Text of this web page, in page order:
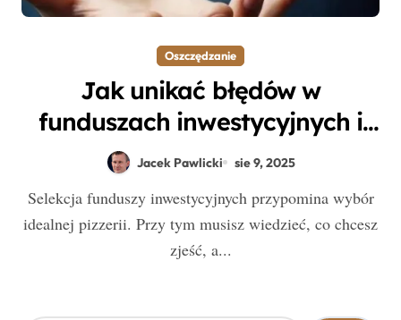
Oszczędzanie
Jak unikać błędów w
funduszach inwestycyjnych i
stworzyć skuteczną strategię
Jacek Pawlicki sie 9, 2025
Selekcja funduszy inwestycyjnych przypomina wybór
idealnej pizzerii. Przy tym musisz wiedzieć, co chcesz
zjeść, a...